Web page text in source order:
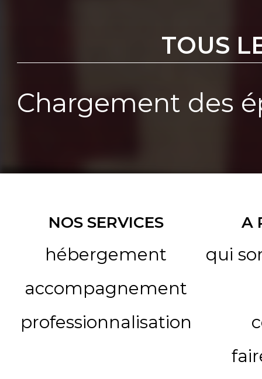
TOUS
Chargement des
NOS SERVICES
hébergement
accompagnement
professionnalisation
A
qui